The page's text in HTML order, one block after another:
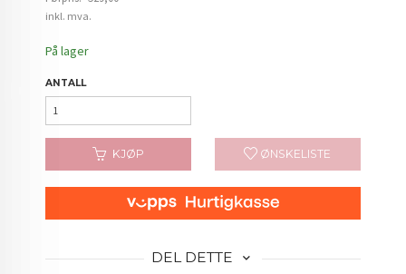
Rabatt
inkl. mva.
På lager
ANTALL
KJØP ØNSKELISTE
DEL DETTE